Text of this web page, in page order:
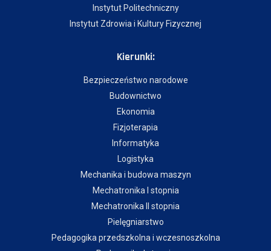
Instytut Politechniczny
Instytut Zdrowia i Kultury Fizycznej
Kierunki:
Bezpieczeństwo narodowe
Budownictwo
Ekonomia
Fizjoterapia
Informatyka
Logistyka
Mechanika i budowa maszyn
Mechatronika I stopnia
Mechatronika II stopnia
Pielęgniarstwo
Pedagogika przedszkolna i wczesnoszkolna